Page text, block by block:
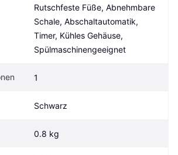
Rutschfeste Füße, Abnehmbare
Schale, Abschaltautomatik,
Timer, Kühles Gehäuse,
Spülmaschinengeeignet
1
Schwarz
0.8 kg